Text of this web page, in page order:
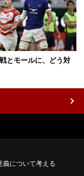
とモールに、どう対
義について考える